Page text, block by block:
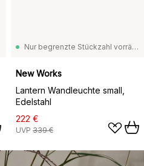
Nur begrenzte Stückzahl vorrätig
New Works
Lantern Wandleuchte small,
Edelstahl
222 €
UVP 339 €